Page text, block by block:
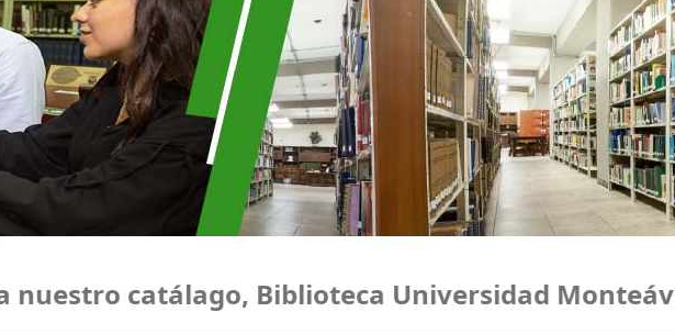
catálago, Biblioteca Universidad Monteávila